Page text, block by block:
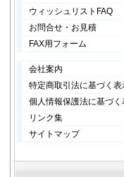
ウィッシュリストFAQ
お問合せ・お見積
FAX用フォーム
会社案内
特定商取引法に基づく表
個人情報保護法に基づく
リンク集
サイトマップ